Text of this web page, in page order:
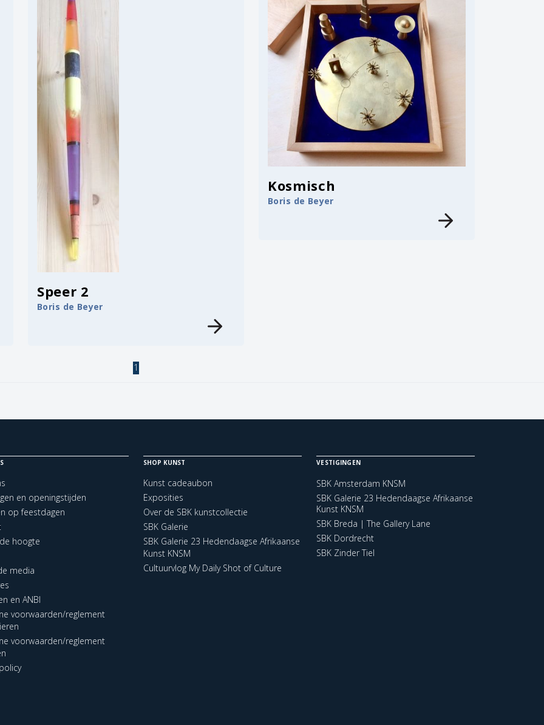
Speer 2
Boris de Beyer
Kosmisch
Boris de Beyer
1
en openingstijden
op feestdagen
hoogte
media
en ANBI
voorwaarden/reglement
voorwaarden/reglement
SHOP KUNST
Kunst cadeaubon
Exposities
Over de SBK kunstcollectie
SBK Galerie
SBK Galerie 23 Hedendaagse Afrikaanse
Kunst KNSM
Cultuurvlog My Daily Shot of Culture
VESTIGINGEN
SBK Amsterdam KNSM
SBK Galerie 23 Hedendaagse Afrikaanse
Kunst KNSM
SBK Breda | The Gallery Lane
SBK Dordrecht
SBK Zinder Tiel